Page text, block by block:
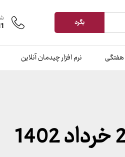
بگرد
نرم افزار چیدمان آنلاین